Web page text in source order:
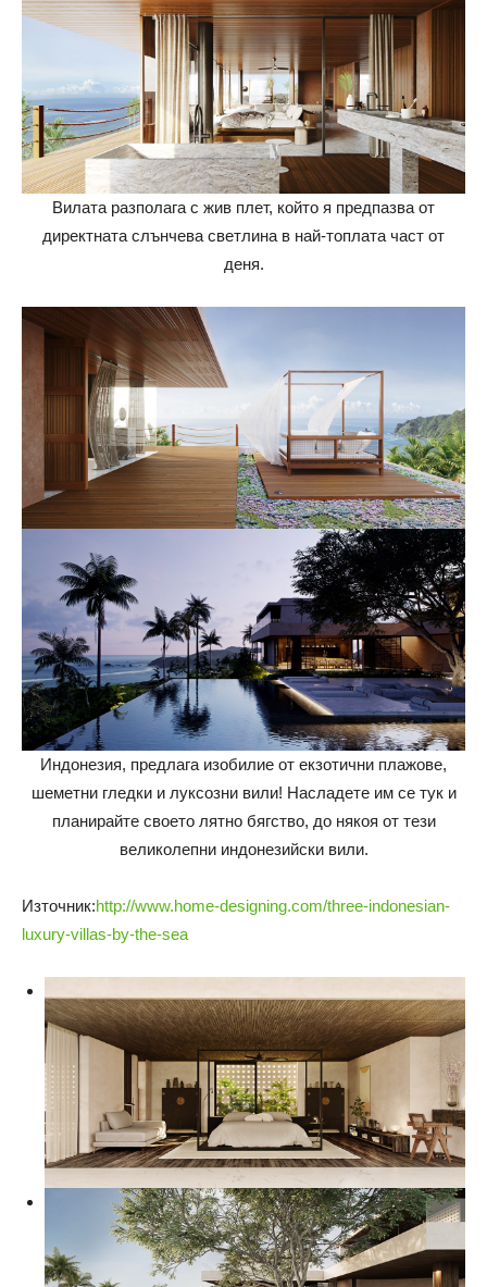
Вилата разполага с жив плет, който я предпазва от
директната слънчева светлина в най-топлата част от
деня.
Индонезия, предлага изобилие от екзотични плажове,
шеметни гледки и луксозни вили! Насладете им се тук и
планирайте своето лятно бягство, до някоя от тези
великолепни индонезийски вили.
Източник:http://www.home-designing.com/three-indonesian-
luxury-villas-by-the-sea